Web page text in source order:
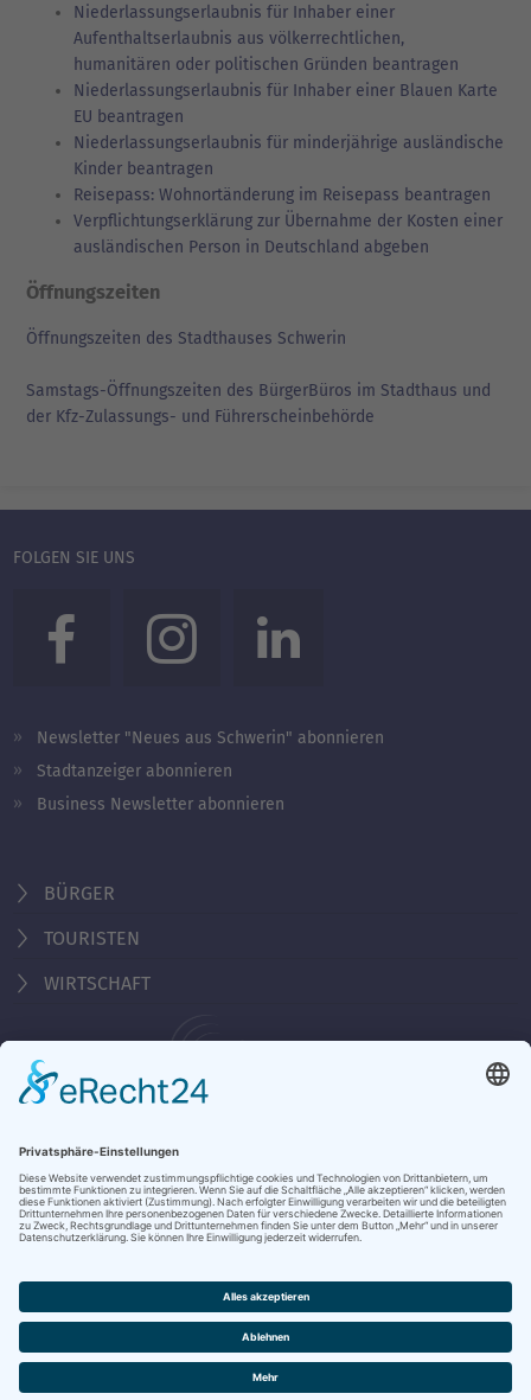
Niederlassungserlaubnis für Inhaber einer
Aufenthaltserlaubnis aus völkerrechtlichen,
humanitären oder politischen Gründen beantragen
Niederlassungserlaubnis für Inhaber einer Blauen Karte
EU beantragen
Niederlassungserlaubnis für minderjährige ausländische
Kinder beantragen
Reisepass: Wohnortänderung im Reisepass beantragen
Verpflichtungserklärung zur Übernahme der Kosten einer
ausländischen Person in Deutschland abgeben
Öffnungszeiten
Öffnungszeiten des Stadthauses Schwerin
Samstags-Öffnungszeiten des BürgerBüros im Stadthaus und
der Kfz-Zulassungs- und Führerscheinbehörde
FOLGEN SIE UNS
Newsletter "Neues aus Schwerin" abonnieren
Stadtanzeiger abonnieren
Business Newsletter abonnieren
BÜRGER
TOURISTEN
WIRTSCHAFT
Behördennummer 115
KONTAKT
NOTRUFE & HOTLINES
JOBS
STADTANZEIGER
BROSCHÜREN
PRESSE
DATENSCHUTZ